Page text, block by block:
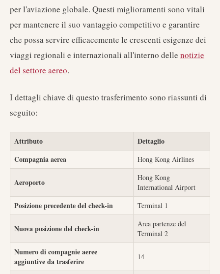
per l'aviazione globale. Questi miglioramenti sono vitali
per mantenere il suo vantaggio competitivo e garantire
che possa servire efficacemente le crescenti esigenze dei
viaggi regionali e internazionali all'interno delle notizie
del settore aereo.
I dettagli chiave di questo trasferimento sono riassunti di
seguito:
Attributo
Dettaglio
Compagnia aerea
Hong Kong Airlines
Aeroporto
Hong Kong
International Airport
Posizione precedente del check-in Terminal 1
Nuova posizione del check-in
Area partenze del
Terminal 2
Numero di compagnie aeree
aggiuntive da trasferire
14